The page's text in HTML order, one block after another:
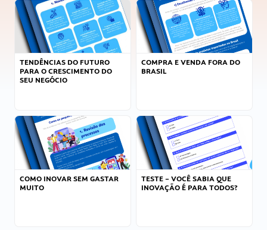
TENDÊNCIAS DO FUTURO
PARA O CRESCIMENTO DO
SEU NEGÓCIO
COMPRA E VENDA FORA DO
BRASIL
COMO INOVAR SEM GASTAR
MUITO
TESTE – VOCÊ SABIA QUE
INOVAÇÃO É PARA TODOS?